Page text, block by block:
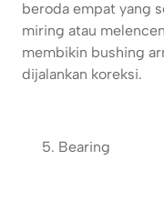
beroda empat yang
miring atau
membikin bushing
dijalankan koreksi.
Bearing